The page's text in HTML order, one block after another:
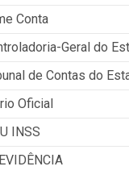
Conta
Geral do
de Contas do
Oficial
INSS